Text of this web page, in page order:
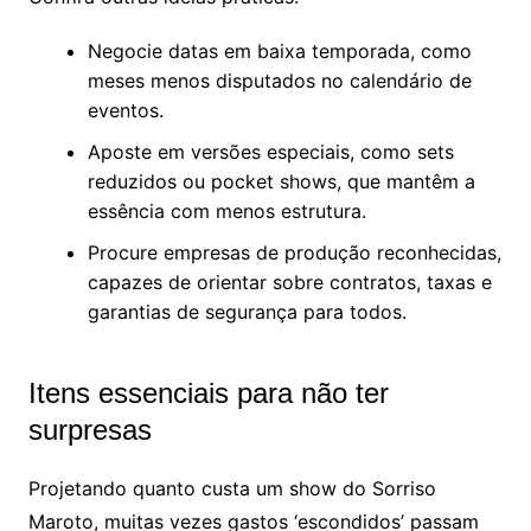
Negocie datas em baixa temporada, como
meses menos disputados no calendário de
eventos.
Aposte em versões especiais, como sets
reduzidos ou pocket shows, que mantêm a
essência com menos estrutura.
Procure empresas de produção reconhecidas,
capazes de orientar sobre contratos, taxas e
garantias de segurança para todos.
Itens essenciais para não ter
surpresas
Projetando quanto custa um show do Sorriso
Maroto, muitas vezes gastos ‘escondidos’ passam